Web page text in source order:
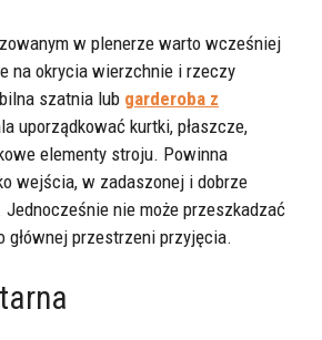
w plenerze warto wcześniej
na okrycia wierzchnie i rzeczy
szatnia lub garderoba z
uporządkować kurtki, płaszcze,
elementy stroju. Powinna
wejścia, w zadaszonej i dobrze
nie może przeszkadzać
głównej przestrzeni przyjęcia.